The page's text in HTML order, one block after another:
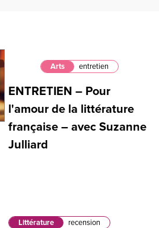
Arts entretien
ENTRETIEN – Pour
l'amour de la littérature
française – avec Suzanne
Julliard
Littérature recension